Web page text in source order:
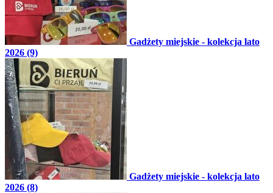
Gadżety miejskie - kolekcja lato
2026 (9)
Gadżety miejskie - kolekcja lato
2026 (8)